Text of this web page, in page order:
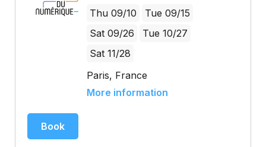
Thu 09/10
Tue 09/15
Sat 09/26
Tue 10/27
Sat 11/28
Paris, France
More information
Book